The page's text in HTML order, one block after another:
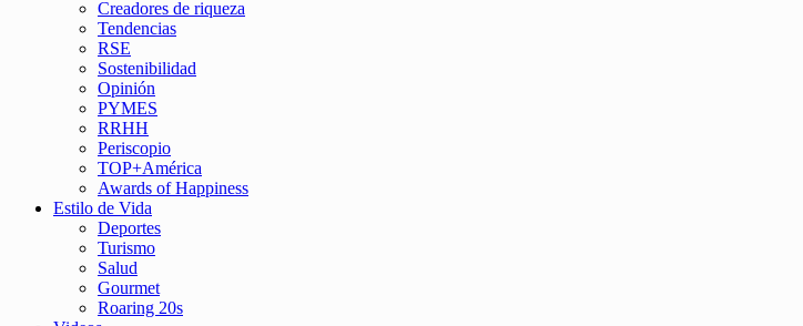
Creadores de riqueza
Tendencias
RSE
Sostenibilidad
Opinión
PYMES
RRHH
Periscopio
TOP+América
Awards of Happiness
Estilo de Vida
Deportes
Turismo
Salud
Gourmet
Roaring 20s